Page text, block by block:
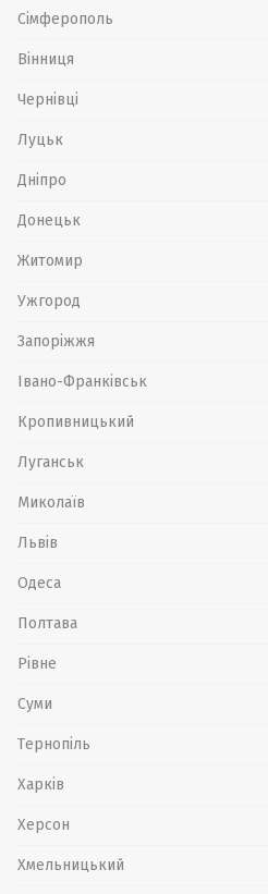
Сімферополь
Вінниця
Чернівці
Луцьк
Дніпро
Донецьк
Житомир
Ужгород
Запоріжжя
Івано-Франківськ
Кропивницький
Луганськ
Миколаїв
Львів
Одеса
Полтава
Рівне
Суми
Тернопіль
Харків
Херсон
Хмельницький